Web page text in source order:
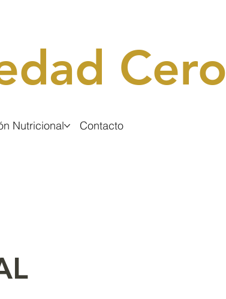
Cero
Nutricional Contacto